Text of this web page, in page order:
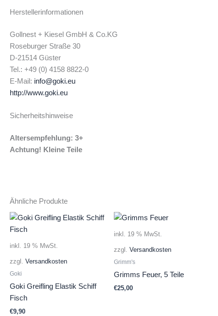
Herstellerinformationen
Gollnest + Kiesel GmbH & Co.KG
Roseburger Straße 30
D-21514 Güster
Tel.: +49 (0) 4158 8822-0
E-Mail: info@goki.eu
http://www.goki.eu
Sicherheitshinweise
Altersempfehlung: 3+
Achtung! Kleine Teile
Ähnliche Produkte
inkl. 19 % MwSt.
zzgl. Versandkosten
Goki
Goki Greifling Elastik Schiff
Fisch
€9,90
inkl. 19 % MwSt.
zzgl. Versandkosten
Grimm's
Grimms Feuer, 5 Teile
€25,00